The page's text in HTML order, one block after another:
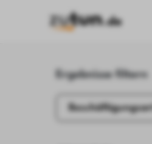
Ergebnisse filtern
Beschäftigungsart